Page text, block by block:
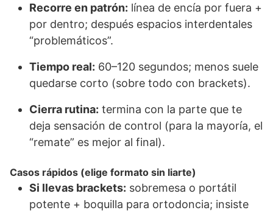
Recorre en patrón: línea de encía por fuera +
por dentro; después espacios interdentales
“problemáticos”.
Tiempo real: 60–120 segundos; menos suele
quedarse corto (sobre todo con brackets).
Cierra rutina: termina con la parte que te
deja sensación de control (para la mayoría, el
“remate” es mejor al final).
Casos rápidos (elige formato sin liarte)
Si llevas brackets: sobremesa o portátil
potente + boquilla para ortodoncia; insiste